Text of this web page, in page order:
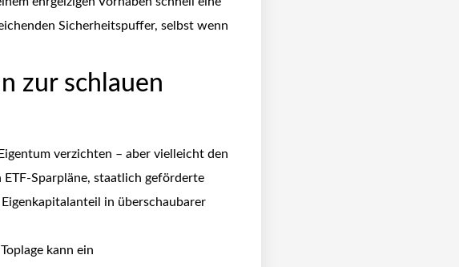
Sicherheitspuffer, selbst wenn
zur schlauen
verzichten – aber vielleicht den
Sparpläne, staatlich geförderte
in überschaubarer
kann ein